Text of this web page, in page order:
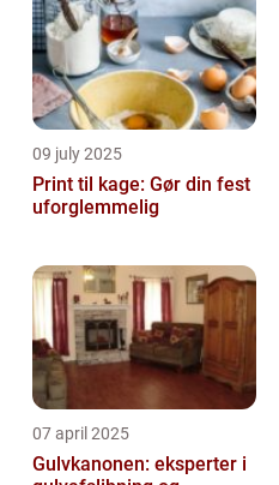
09 july 2025
Print til kage: Gør din fest
uforglemmelig
07 april 2025
Gulvkanonen: eksperter i